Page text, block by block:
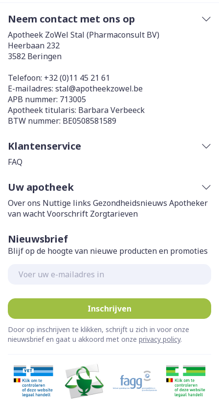
Neem contact met ons op
Apotheek ZoWel Stal (Pharmaconsult BV)
Heerbaan 232
3582 Beringen
Telefoon: +32 (0)11 45 21 61
E-mailadres: stal@apotheekzowel.be
APB nummer: 713005
Apotheek titularis: Barbara Verbeeck
BTW nummer: BE0508581589
Klantenservice
FAQ
Uw apotheek
Over ons Nuttige links Gezondheidsnieuws Apotheker
van wachtVoorschrift Zorgtarieven
Nieuwsbrief
Blijf op de hoogte van nieuwe producten en promoties
Inschrijven
Door op inschrijven te klikken, schrijft u zich in voor onze
nieuwsbrief en gaat u akkoord met onze privacy policy.